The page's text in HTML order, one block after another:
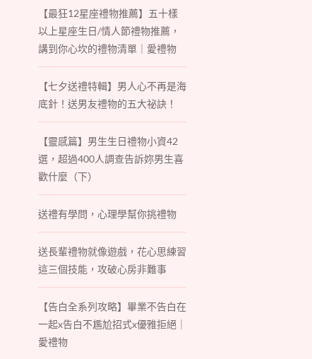
【最狂12星座禮物推薦】五十樣
以上星座生日/情人節禮物推薦，
講到你心坎的禮物清單｜愛禮物
【七夕送禮特輯】男人心不再是海
底針！送男友禮物的五大祕訣！
【靈感篇】男生生日禮物小資42
選，超過400人調查告訴妳男生喜
歡什麼（下）
送禮有學問，心理學幫你挑禮物
送長輩禮物就像遊戲，花心思練習
這三個技能，攻破心房非難事
【告白全系列攻略】畢業不告白在
一起x告白不尷尬招式x優雅拒絕｜
愛禮物